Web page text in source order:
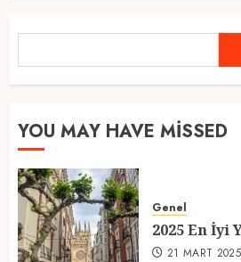
Ramazan
Atmosfer
1
21 MART 2025
YOU MAY HAVE MISSED
Genel
2025 En İyi
21 MART 2025